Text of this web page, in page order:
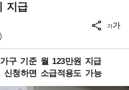
지급
가가
구 기준 월 123만원 지급
청하면 소급적용도 가능